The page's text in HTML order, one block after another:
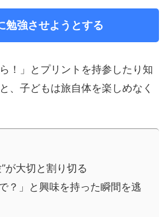
勉強させようとする
！」とプリントを持参したり知
、子どもは旅自体を楽しめなく
が大切と割り切る
？」と興味を持った瞬間を逃